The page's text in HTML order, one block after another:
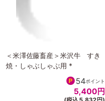
＜米澤佐藤畜産＞米沢牛 すき
焼・しゃぶしゃぶ用 *
54ポイント
5,400円